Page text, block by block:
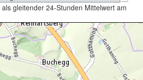
als gleitender 24-Stunden Mittelwert am